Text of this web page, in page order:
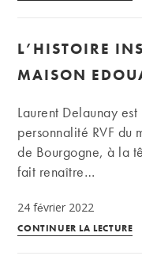
L’HISTOIRE
MAISON
Laurent Delaunay
personnalité RVF du
de Bourgogne, à la
fait renaître…
24 février 2022
CONTINUER LA LECTURE